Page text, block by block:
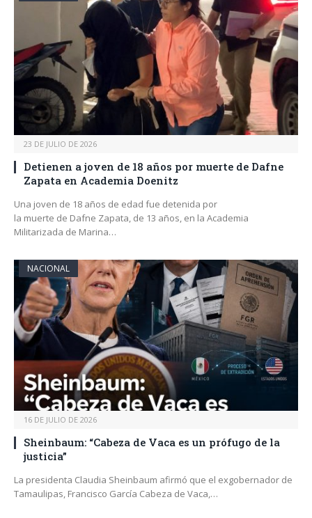
23 DE JULIO DE 2026
Detienen a joven de 18 años por muerte de Dafne
Zapata en Academia Doenitz
Una joven de 18 años de edad fue detenida por
la muerte de Dafne Zapata, de 13 años, en la Academia
Militarizada de Marina…
NACIONAL
16 DE JULIO DE 2026
Sheinbaum: “Cabeza de Vaca es un prófugo de la
justicia”
La presidenta Claudia Sheinbaum afirmó que el exgobernador de
Tamaulipas, Francisco García Cabeza de Vaca,…